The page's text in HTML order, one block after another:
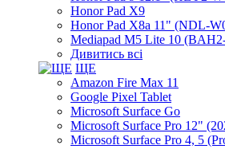
Honor Pad X9
Honor Pad X8a 11" (NDL-
Mediapad M5 Lite 10
Дивитись всі
ЩЕ
Amazon Fire Max 11
Google Pixel Tablet
Microsoft Surface Go
Microsoft Surface Pro 12"
Microsoft Surface Pro 4, 5